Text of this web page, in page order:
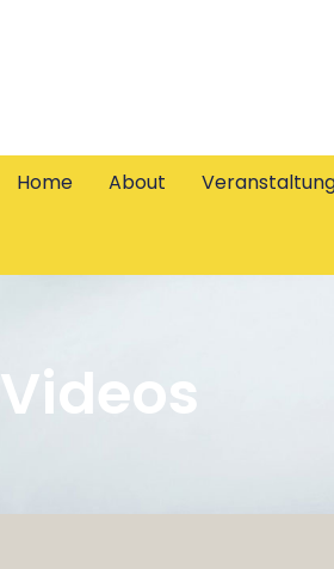
Home About
Videos